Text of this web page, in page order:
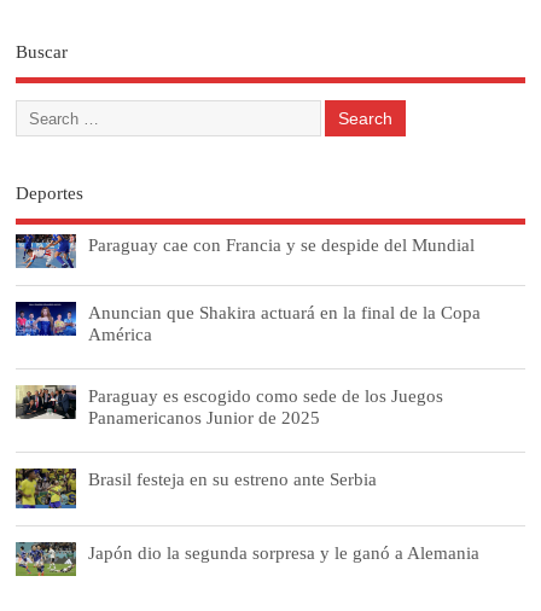
Buscar
Deportes
Paraguay cae con Francia y se despide del Mundial
Anuncian que Shakira actuará en la final de la Copa
América
Paraguay es escogido como sede de los Juegos
Panamericanos Junior de 2025
Brasil festeja en su estreno ante Serbia
Japón dio la segunda sorpresa y le ganó a Alemania